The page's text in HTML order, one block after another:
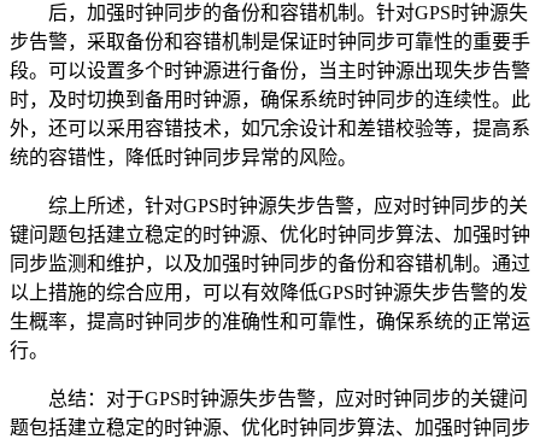
后，加强时钟同步的备份和容错机制。针对GPS时钟源失
步告警，采取备份和容错机制是保证时钟同步可靠性的重要手
段。可以设置多个时钟源进行备份，当主时钟源出现失步告警
时，及时切换到备用时钟源，确保系统时钟同步的连续性。此
外，还可以采用容错技术，如冗余设计和差错校验等，提高系
统的容错性，降低时钟同步异常的风险。
综上所述，针对GPS时钟源失步告警，应对时钟同步的关
键问题包括建立稳定的时钟源、优化时钟同步算法、加强时钟
同步监测和维护，以及加强时钟同步的备份和容错机制。通过
以上措施的综合应用，可以有效降低GPS时钟源失步告警的发
生概率，提高时钟同步的准确性和可靠性，确保系统的正常运
行。
总结：对于GPS时钟源失步告警，应对时钟同步的关键问
题包括建立稳定的时钟源、优化时钟同步算法、加强时钟同步